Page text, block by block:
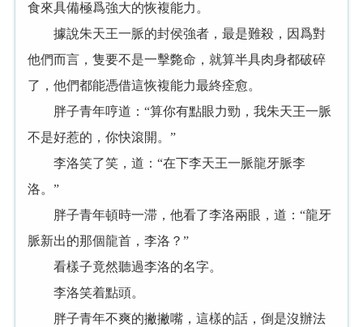
食來具備極爲強大的恢複能力。
據說朱天王一脈的封侯強者，最是難殺，因爲對
他們而言，隻要不是一擊斃命，就算半具肉身都破碎
了，他們都能憑借這恢複能力最終痊愈。
胖子青年哼道：“算你有點眼力勁，我朱天王一脈
不是好惹的，你快滾開。”
李洛笑了笑，道：“在下李天王一脈龍牙脈李
洛。”
胖子青年頓時一滞，他看了李洛兩眼，道：“龍牙
脈新出的那個龍首，李洛？”
看樣子竟然聽過李洛的名字。
李洛笑着點頭。
胖子青年不爽的撇撇嘴，這樣的話，倒是沒辦法